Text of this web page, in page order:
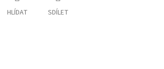
HLÍDAT SDÍLET